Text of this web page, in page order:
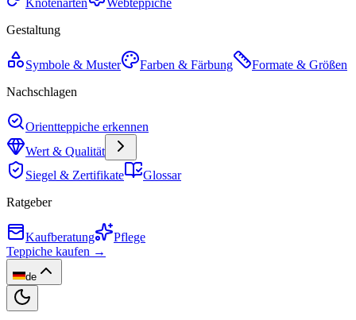
Knotenarten
Webteppiche
Gestaltung
Symbole & Muster Farben & Färbung
Formate & Größen
Nachschlagen
Orientteppiche erkennen
Wert & Qualität
Siegel & Zertifikate
Glossar
Ratgeber
Kaufberatung
Pflege
Teppiche kaufen →
de